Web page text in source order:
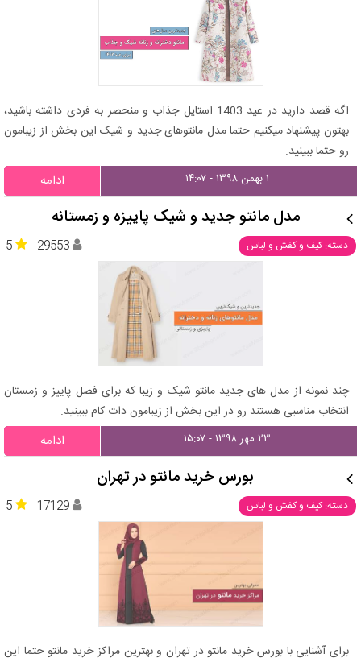
اگه قصد دارید در عید 1403 استایل جذاب و منحصر به فردی داشته باشید،
بهتون پیشنهاد میکنیم حتما مدل مانتوهای جدید و شیک این بخش از زیبامون
رو حتما ببینید.
۱ بهمن ۱۳۹۸ - ۱۴:۰۷ ادامه
مدل مانتو جدید و شیک پاییزه و زمستانه
دسته: کیف و کفش و لباس 5 29553
چند نمونه از مدل های جدید مانتو شیک و زیبا که برای فصل پاییز و زمستان
انتخاب مناسبی هستند رو در این بخش از زیبامون دات کام ببینید.
۲۳ مهر ۱۳۹۸ - ۱۵:۰۷ ادامه
بورس خرید مانتو در تهران
دسته: کیف و کفش و لباس 5 17129
برای آشنایی با بورس خرید مانتو در تهران و بهترین مراکز خرید مانتو حتما این